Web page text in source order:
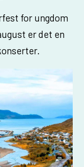
for ungdom
er det en